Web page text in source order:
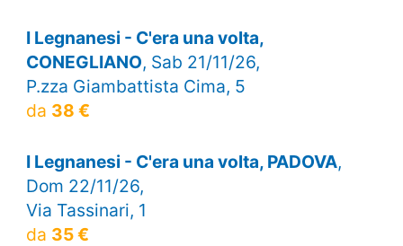
I Legnanesi - C'era una volta,
CONEGLIANO, Sab 21/11/26,
P.zza Giambattista Cima, 5
da 38 €
I Legnanesi - C'era una volta, PADOVA,
Dom 22/11/26,
Via Tassinari, 1
da 35 €